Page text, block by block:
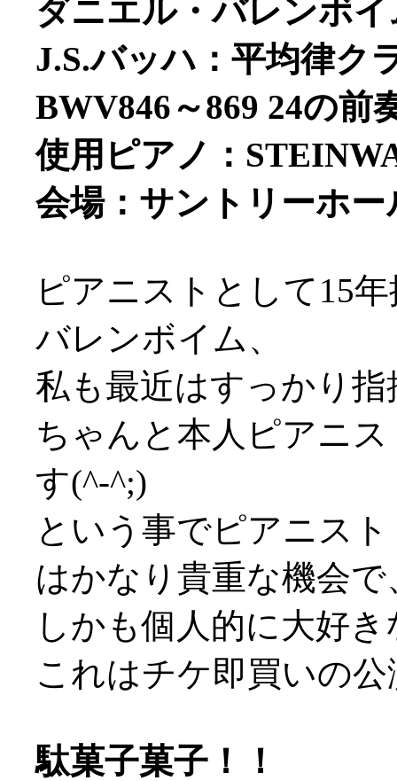
ダニエル・バレンボ
J.S.バッハ：平均律ク
BWV846～869 24の前
使用ピアノ：
会場：サントリーホー
ピアニストとして15
バレンボイム、
私も最近はすっかり
ちゃんと本人ピアニ
す(^-^;)
という事でピアニス
はかなり貴重な機会で
しかも個人的に大好
これはチケ即買いの
駄菓子菓子！！